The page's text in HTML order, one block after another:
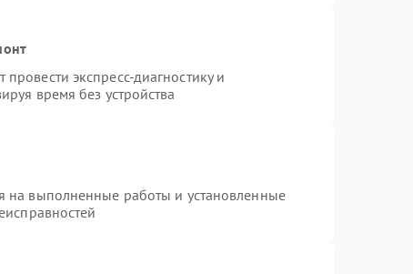
экспресс-диагностику и
время без устройства
на выполненные работы и установленные